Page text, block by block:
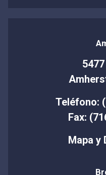
Teléfono:
Fax:
Mapa y